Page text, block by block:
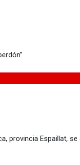
provincia Espaillat,